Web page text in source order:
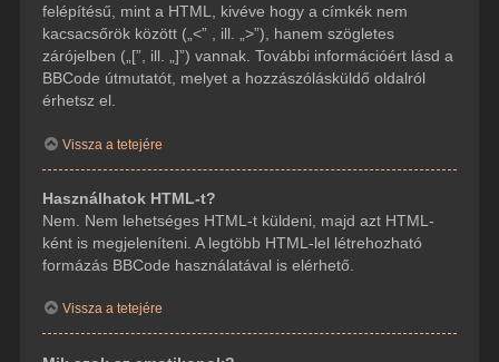
felépítésű, mint a HTML, kivéve hogy a címkék nem
kacsacsőrök között („<” , ill. „>”), hanem szögletes
zárójelben („[”, ill. „]”) vannak. További információért lásd a
BBCode útmutatót, melyet a hozzászólásküldő oldalról
érhetsz el.
Vissza a tetejére
Használhatok HTML-t?
Nem. Nem lehetséges HTML-t küldeni, majd azt HTML-
ként is megjeleníteni. A legtöbb HTML-lel létrehozható
formázás BBCode használatával is elérhető.
Vissza a tetejére